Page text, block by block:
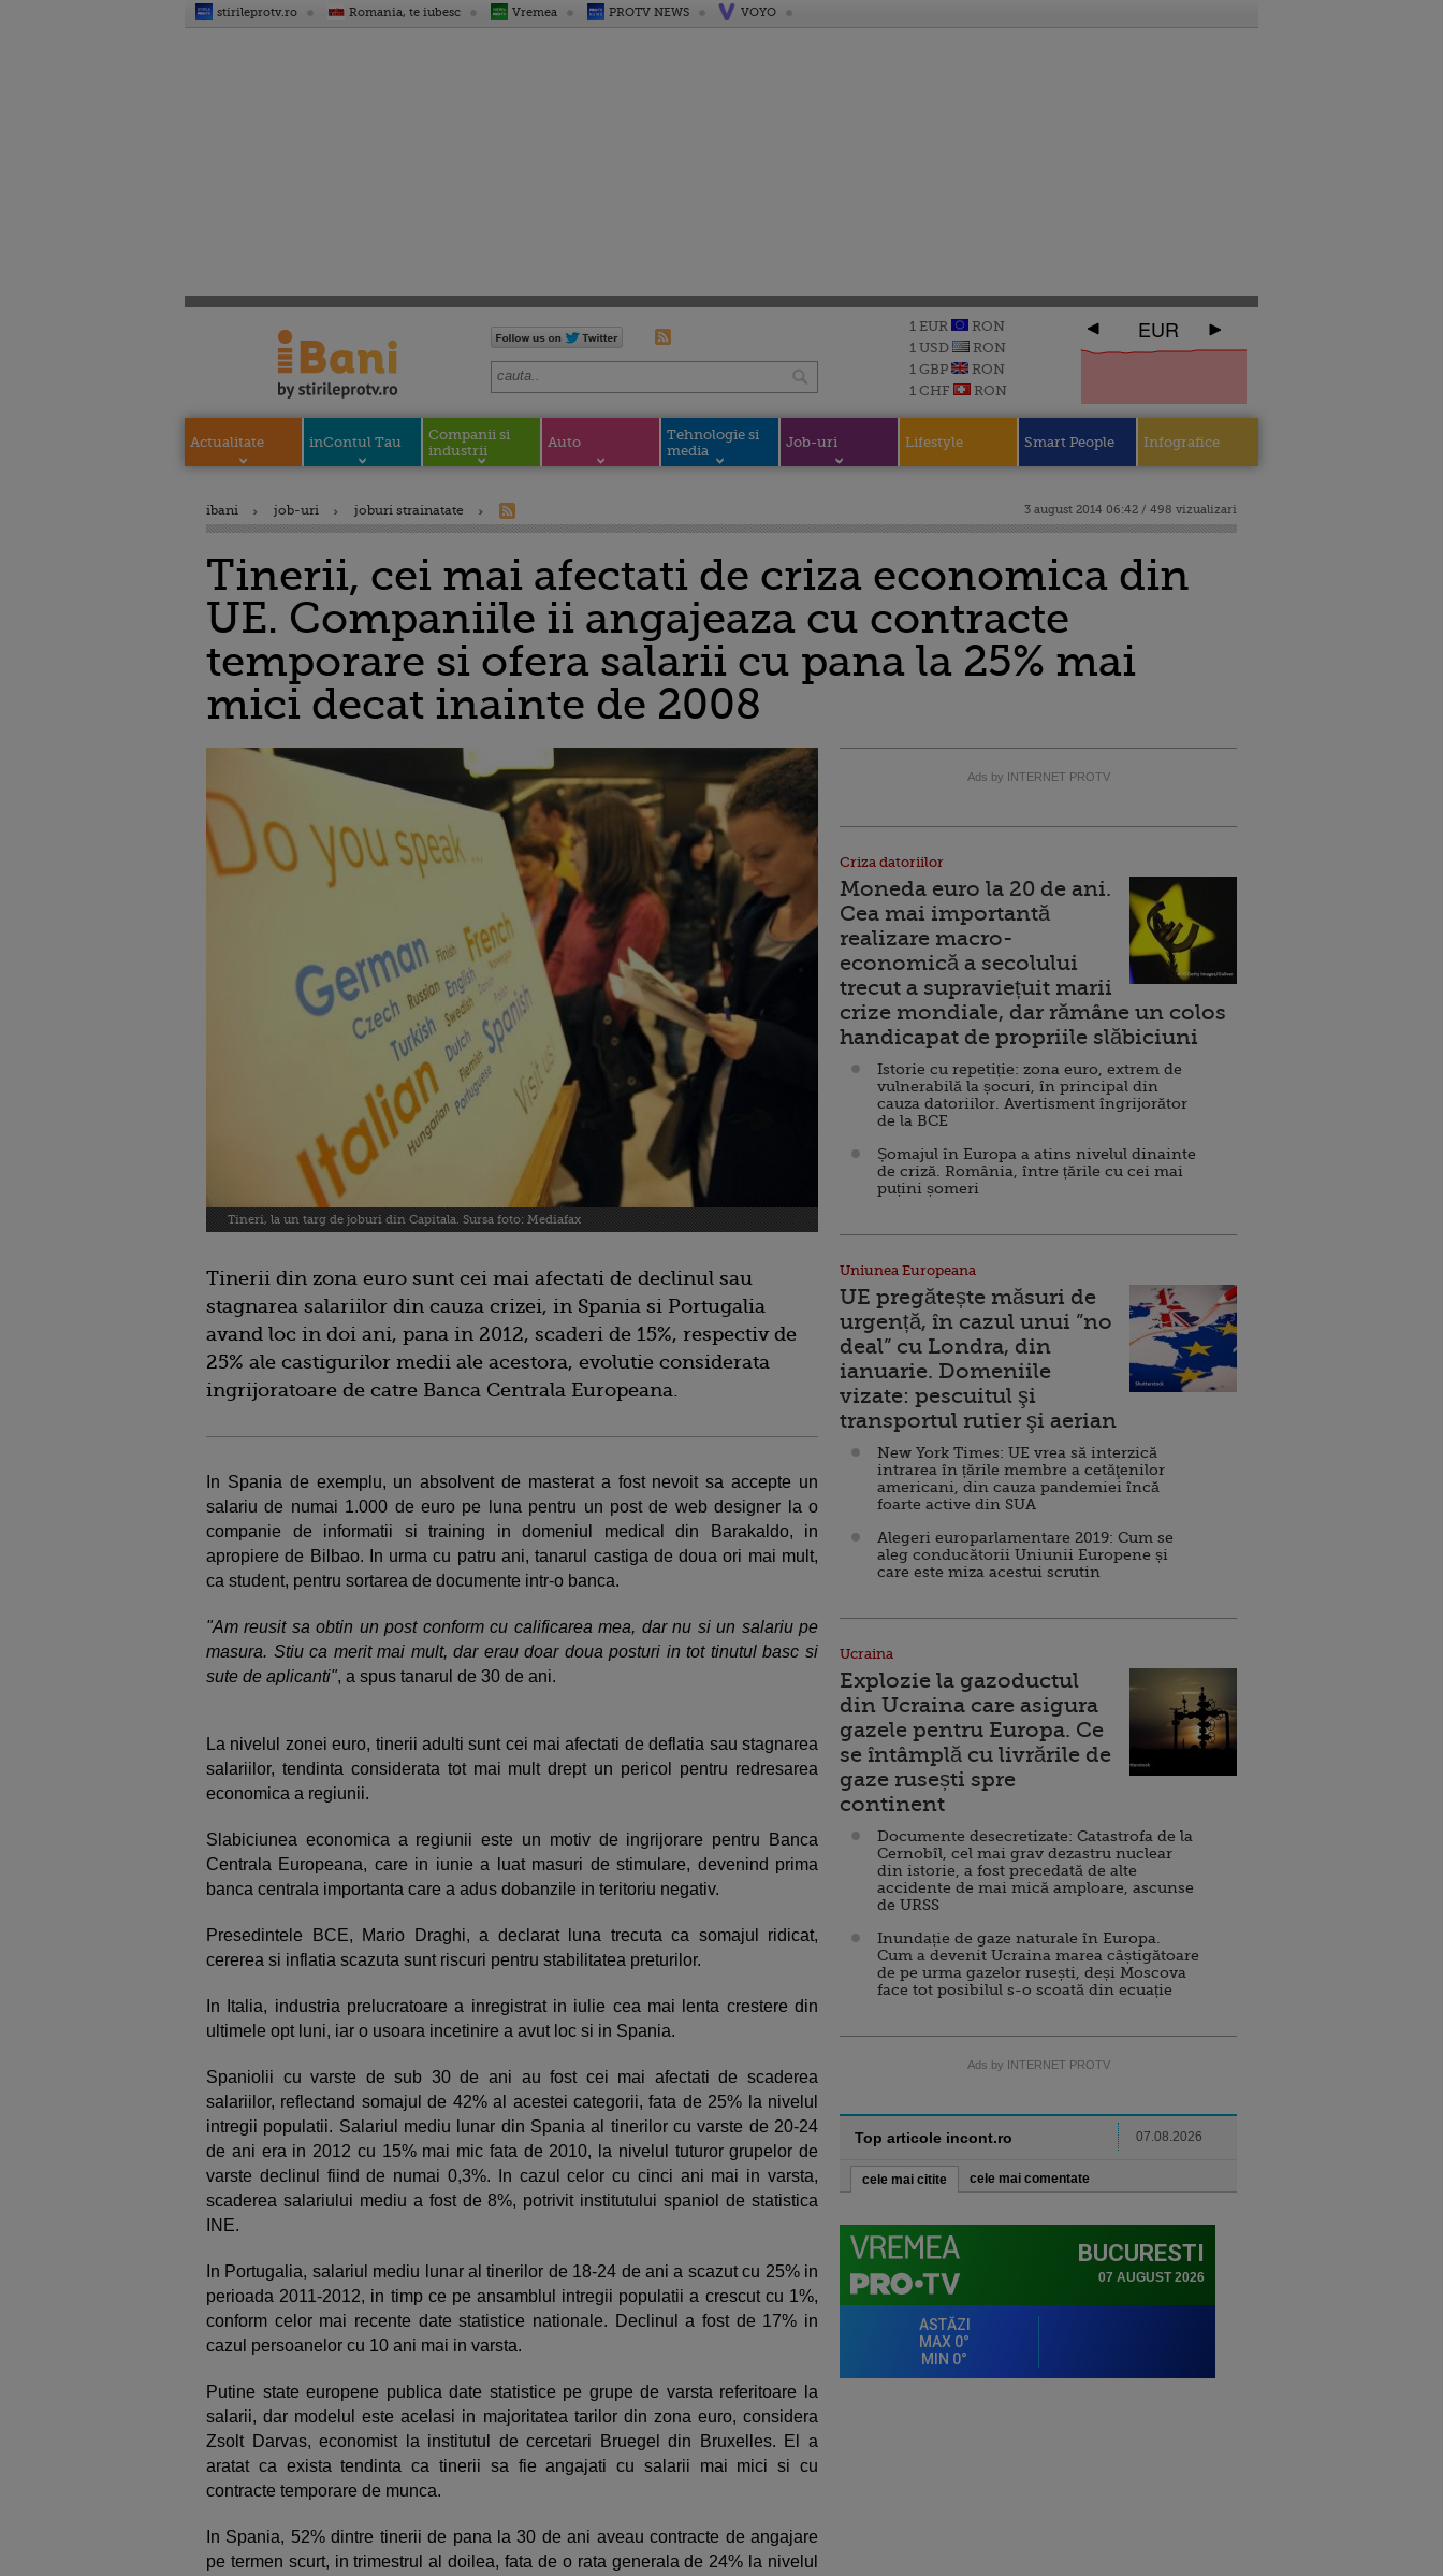
stirileprotv.ro Romania, te iubesc Vremea PROTV NEWS VOYO
1 EUR
RON
1 USD
RON
1 GBP
RON
1 CHF
RON
EUR
Actualitate inContul Tau
Companii si
industrii
Auto
Tehnologie si
media
Job-uri Lifestyle Smart People Infografice
ibani job-uri joburi strainatate 3 august 2014 06:42 / 498 vizualizari
Tinerii, cei mai afectati de criza economica din
UE. Companiile ii angajeaza cu contracte
temporare si ofera salarii cu pana la 25% mai
mici decat inainte de 2008
Tineri, la un targ de joburi din Capitala. Sursa foto: Mediafax
Tinerii din zona euro sunt cei mai afectati de declinul sau
stagnarea salariilor din cauza crizei, in Spania si Portugalia
avand loc in doi ani, pana in 2012, scaderi de 15%, respectiv de
25% ale castigurilor medii ale acestora, evolutie considerata
ingrijoratoare de catre Banca Centrala Europeana.
In Spania de exemplu, un absolvent de masterat a fost nevoit sa accepte un
salariu de numai 1.000 de euro pe luna pentru un post de web designer la o
companie de informatii si training in domeniul medical din Barakaldo, in
apropiere de Bilbao. In urma cu patru ani, tanarul castiga de doua ori mai mult,
ca student, pentru sortarea de documente intr-o banca.
"Am reusit sa obtin un post conform cu calificarea mea, dar nu si un salariu pe
masura. Stiu ca merit mai mult, dar erau doar doua posturi in tot tinutul basc si
sute de aplicanti", a spus tanarul de 30 de ani.
La nivelul zonei euro, tinerii adulti sunt cei mai afectati de deflatia sau stagnarea
salariilor, tendinta considerata tot mai mult drept un pericol pentru redresarea
economica a regiunii.
Slabiciunea economica a regiunii este un motiv de ingrijorare pentru Banca
Centrala Europeana, care in iunie a luat masuri de stimulare, devenind prima
banca centrala importanta care a adus dobanzile in teritoriu negativ.
Presedintele BCE, Mario Draghi, a declarat luna trecuta ca somajul ridicat,
cererea si inflatia scazuta sunt riscuri pentru stabilitatea preturilor.
In Italia, industria prelucratoare a inregistrat in iulie cea mai lenta crestere din
ultimele opt luni, iar o usoara incetinire a avut loc si in Spania.
Spaniolii cu varste de sub 30 de ani au fost cei mai afectati de scaderea
salariilor, reflectand somajul de 42% al acestei categorii, fata de 25% la nivelul
intregii populatii. Salariul mediu lunar din Spania al tinerilor cu varste de 20-24
de ani era in 2012 cu 15% mai mic fata de 2010, la nivelul tuturor grupelor de
varste declinul fiind de numai 0,3%. In cazul celor cu cinci ani mai in varsta,
scaderea salariului mediu a fost de 8%, potrivit institutului spaniol de statistica
INE.
In Portugalia, salariul mediu lunar al tinerilor de 18-24 de ani a scazut cu 25% in
perioada 2011-2012, in timp ce pe ansamblul intregii populatii a crescut cu 1%,
conform celor mai recente date statistice nationale. Declinul a fost de 17% in
cazul persoanelor cu 10 ani mai in varsta.
Putine state europene publica date statistice pe grupe de varsta referitoare la
salarii, dar modelul este acelasi in majoritatea tarilor din zona euro, considera
Zsolt Darvas, economist la institutul de cercetari Bruegel din Bruxelles. El a
aratat ca exista tendinta ca tinerii sa fie angajati cu salarii mai mici si cu
contracte temporare de munca.
In Spania, 52% dintre tinerii de pana la 30 de ani aveau contracte de angajare
pe termen scurt, in trimestrul al doilea, fata de o rata generala de 24% la nivelul
Ads by INTERNET PROTV
Criza datoriilor
Moneda euro la 20 de ani.
Cea mai importantă
realizare macro-
economică a secolului
trecut a supraviețuit marii
crize mondiale, dar rămâne un colos
handicapat de propriile slăbiciuni
Istorie cu repetiție: zona euro, extrem de
vulnerabilă la șocuri, în principal din
cauza datoriilor. Avertisment îngrijorător
de la BCE
Șomajul în Europa a atins nivelul dinainte
de criză. România, între țările cu cei mai
puțini șomeri
Uniunea Europeana
UE pregătește măsuri de
urgență, în cazul unui ”no
deal” cu Londra, din
ianuarie. Domeniile
vizate: pescuitul şi
transportul rutier şi aerian
New York Times: UE vrea să interzică
intrarea în țările membre a cetăţenilor
americani, din cauza pandemiei încă
foarte active din SUA
Alegeri europarlamentare 2019: Cum se
aleg conducătorii Uniunii Europene și
care este miza acestui scrutin
Ucraina
Explozie la gazoductul
din Ucraina care asigura
gazele pentru Europa. Ce
se întâmplă cu livrările de
gaze rusești spre
continent
Documente desecretizate: Catastrofa de la
Cernobîl, cel mai grav dezastru nuclear
din istorie, a fost precedată de alte
accidente de mai mică amploare, ascunse
de URSS
Inundație de gaze naturale în Europa.
Cum a devenit Ucraina marea câștigătoare
de pe urma gazelor rusești, deși Moscova
face tot posibilul s-o scoată din ecuație
Ads by INTERNET PROTV
Top articole incont.ro 07.08.2026
cele mai citite cele mai comentate